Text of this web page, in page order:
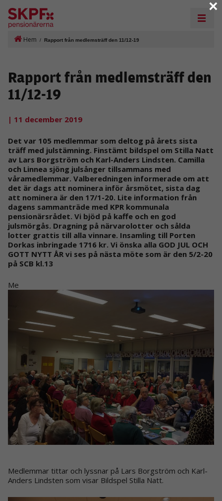
Hem / Rapport från medlemsträff den 11/12-19
Rapport från medlemsträff den
11/12-19
| 11 december 2019
Det var 105 medlemmar som deltog på årets sista
träff med julstämning. Finstämt bildspel om Stilla Natt
av Lars Borgström och Karl-Anders Lindsten. Camilla
och Linnea sjöng julsånger tillsammans med
våramedlemmar. Valberedningen informerade om att
det är dags att nominera inför årsmötet, sista dag
att nominera är den 17/1-20. Lite information från
dagens sammanträde med KPR kommunala
pensionärsrådet. Vi bjöd på kaffe och en god
julsmörgås. Dragning på närvarolotter och sålda
lotter grattis till alla vinnare. Insamling till Porten
Dorkas inbringade 1716 kr. Vi önska alla GOD JUL OCH
GOTT NYTT ÅR vi ses på nästa möte som är den 5/2-20
på SCB kl.13
Me
Medlemmar tittar och lyssnar på Lars Borgström och Karl-
Anders Lindsten som visar Bildspel Stilla Natt.
×